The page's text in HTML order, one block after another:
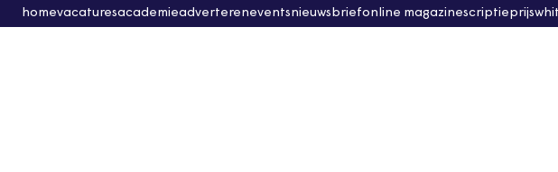
homevacaturesacademieadvertereneventsnieuwsbriefonline magazinescriptieprijs